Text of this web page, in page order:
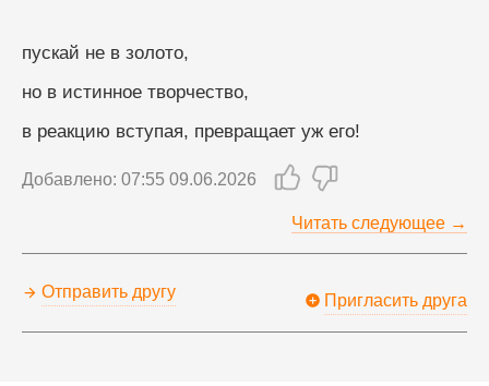
пускай не в золото,
но в истинное творчество,
в реакцию вступая, превращает уж его!
Добавлено: 07:55 09.06.2026
Читать следующее →
Отправить другу Пригласить друга